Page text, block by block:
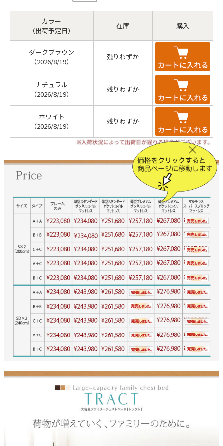
カラー
（出荷予定日）
在庫 購入
ダークブラウン
（2026/8/19）
残りわずか
ナチュラル
（2026/8/19）
残りわずか
ホワイト
（2026/8/19）
残りわずか